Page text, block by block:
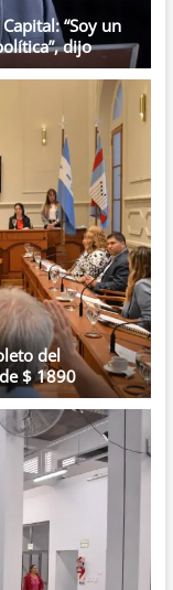
“Soy un
dijo
del
$ 1890